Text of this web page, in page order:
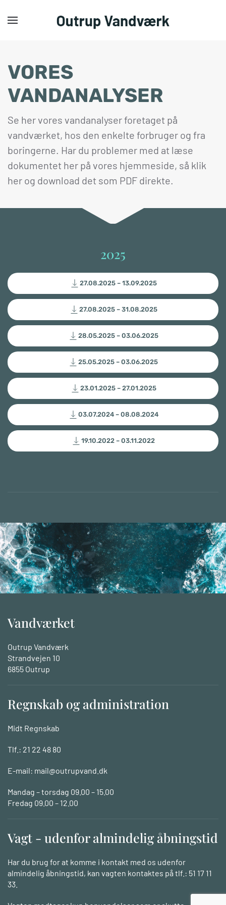
Gå til hovedindhold
VORES
VANDANALYSER
Se her vores vandanalyser foretaget på
vandværket, hos den enkelte forbruger og fra
boringerne. Har du problemer med at læse
dokumentet her på vores hjemmeside, så klik
her og download det som PDF direkte.
2025
27.08.2025 – 13.09.2025
27.08.2025 – 31.08.2025
28.05.2025 – 03.06.2025
25.05.2025 – 03.06.2025
23.01.2025 – 27.01.2025
03.07.2024 – 08.08.2024
19.10.2022 – 03.11.2022
Vandværket
Outrup Vandværk
Strandvejen 10
6855 Outrup
Regnskab og administration
Midt Regnskab
Tlf.: 21 22 48 80
E-mail: mail@outrupvand.dk
Mandag – torsdag 09.00 – 15.00
Fredag 09.00 – 12.00
Vagt - udenfor almindelig åbningstid
Har du brug for at komme i kontakt med os udenfor
almindelig åbningstid, kan vagten kontaktes på tlf.: 51 17 11
33.